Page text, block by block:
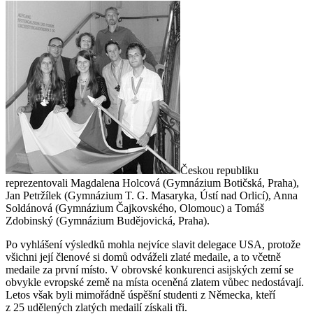
Českou republiku
reprezentovali Magdalena Holcová (Gymnázium Botičská, Praha),
Jan Petržílek (Gymnázium T. G. Masaryka, Ústí nad Orlicí), Anna
Soldánová (Gymnázium Čajkovského, Olomouc) a Tomáš
Zdobinský (Gymnázium Budějovická, Praha).
Po vyhlášení výsledků mohla nejvíce slavit delegace USA, protože
všichni její členové si domů odváželi zlaté medaile, a to včetně
medaile za první místo. V obrovské konkurenci asijských zemí se
obvykle evropské země na místa oceněná zlatem vůbec nedostávají.
Letos však byli mimořádně úspěšní studenti z Německa, kteří
z 25 udělených zlatých medailí získali tři.